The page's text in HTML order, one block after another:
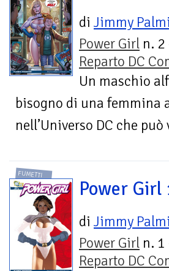
di Jimmy
Power Girl n.
Reparto DC
Un maschio
bisogno di una femmina
nell’Universo DC che
FUMETTI
Power Girl
di Jimmy
Power Girl n.
Reparto DC